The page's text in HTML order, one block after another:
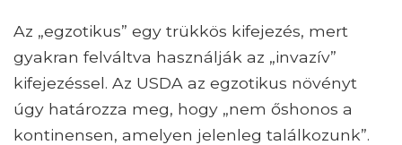
Az „egzotikus” egy trükkös kifejezés, mert
gyakran felváltva használják az „invazív”
kifejezéssel. Az USDA az egzotikus növényt
úgy határozza meg, hogy „nem őshonos a
kontinensen, amelyen jelenleg találkozunk”.